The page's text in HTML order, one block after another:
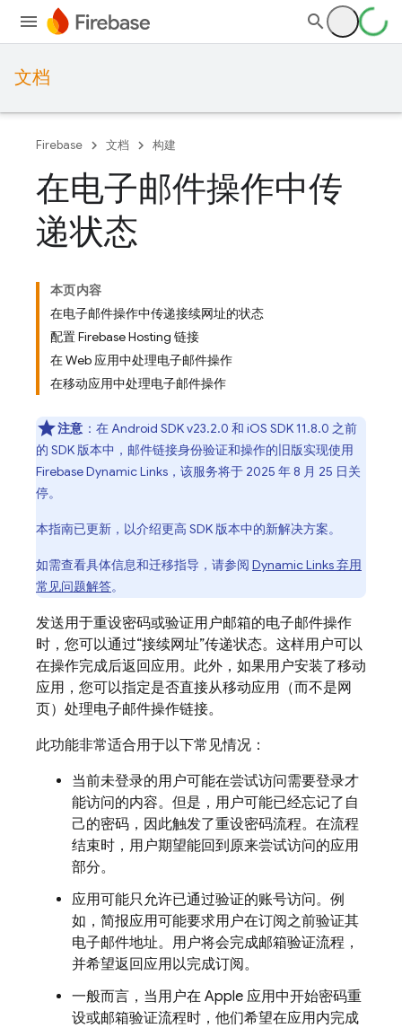
文档
Firebase 文档 构建
在电子邮件操作中传
递状态
本页内容
在电子邮件操作中传递接续网址的状态
配置 Firebase Hosting 链接
在 Web 应用中处理电子邮件操作
在移动应用中处理电子邮件操作
注意 ：在 Android SDK v23.2.0 和 iOS SDK 11.8.0 之前
的 SDK 版本中，邮件链接身份验证和操作的旧版实现使用
Firebase Dynamic Links，该服务将于 2025 年 8 月 25 日关
停。
本指南已更新，以介绍更高 SDK 版本中的新解决方案。
如需查看具体信息和迁移指导，请参阅 Dynamic Links弃用
常见问题解答。
发送用于重设密码或验证用户邮箱的电子邮件操作
时，您可以通过“接续网址”传递状态。这样用户可以
在操作完成后返回应用。此外，如果用户安装了移动
应用，您可以指定是否直接从移动应用（而不是网
页）处理电子邮件操作链接。
此功能非常适合用于以下常见情况：
当前未登录的用户可能在尝试访问需要登录才
能访问的内容。但是，用户可能已经忘记了自
己的密码，因此触发了重设密码流程。在流程
结束时，用户期望能回到原来尝试访问的应用
部分。
应用可能只允许已通过验证的账号访问。例
如，简报应用可能要求用户在订阅之前验证其
电子邮件地址。用户将会完成邮箱验证流程，
并希望返回应用以完成订阅。
一般而言，当用户在 Apple 应用中开始密码重
设或邮箱验证流程时，他们希望在应用内完成